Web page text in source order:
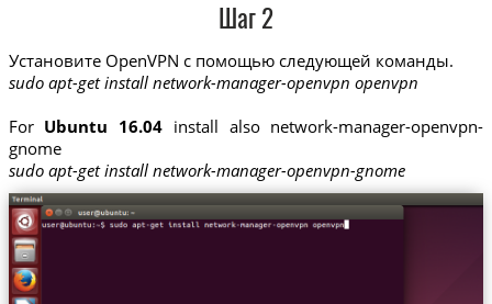
Шаг 2
Установите OpenVPN с помощью следующей команды.
sudo apt-get install network-manager-openvpn openvpn
For Ubuntu 16.04 install also network-manager-openvpn-
gnome
sudo apt-get install network-manager-openvpn-gnome